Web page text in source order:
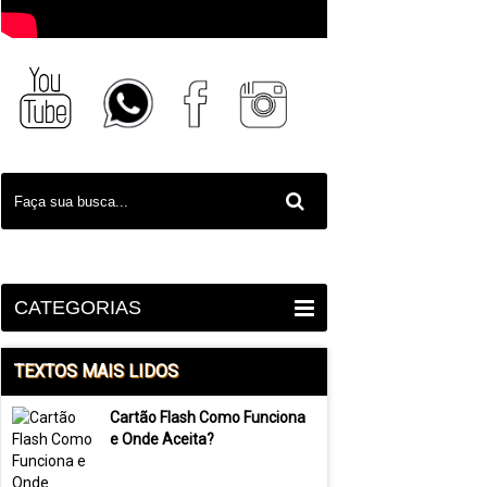
CATEGORIAS
TEXTOS MAIS LIDOS
Cartão Flash Como Funciona
e Onde Aceita?